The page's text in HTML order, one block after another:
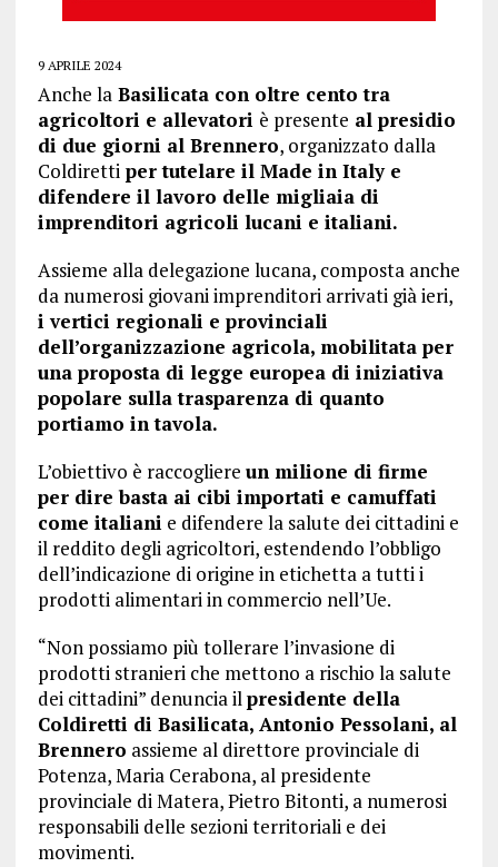
9 APRILE 2024
Anche laBasilicata con oltre cento tra
agricoltori e allevatori è presente al presidio
di due giorni al Brennero, organizzato dalla
Coldirettiper tutelare il Made in Italy e
difendere il lavoro delle migliaia di
imprenditori agricoli lucani e italiani.
Assieme alla delegazione lucana, composta anche
da numerosi giovani imprenditori arrivati già ieri,
i vertici regionali e provinciali
dell’organizzazione agricola, mobilitata per
una proposta di legge europea di iniziativa
popolare sulla trasparenza di quanto
portiamo in tavola.
L’obiettivo è raccogliere un milione di firme
per dire basta ai cibi importati e camuffati
come italiani e difendere la salute dei cittadini e
il reddito degli agricoltori, estendendo l’obbligo
dell’indicazione di origine in etichetta a tutti i
prodotti alimentari in commercio nell’Ue.
“Non possiamo più tollerare l’invasione di
prodotti stranieri che mettono a rischio la salute
dei cittadini” denuncia ilpresidente della
Coldiretti di Basilicata, Antonio Pessolani, al
Brennero assieme al direttore provinciale di
Potenza, Maria Cerabona, al presidente
provinciale di Matera, Pietro Bitonti, a numerosi
responsabili delle sezioni territoriali e dei
movimenti.